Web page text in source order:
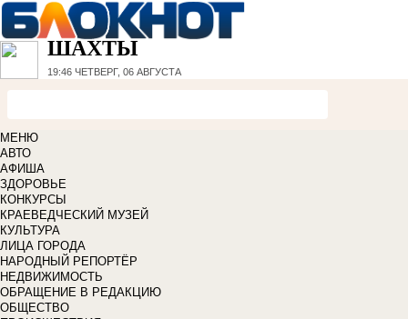
ШАХТЫ
19:46 ЧЕТВЕРГ, 06 АВГУСТА
МЕНЮ
АВТО
АФИША
ЗДОРОВЬЕ
КОНКУРСЫ
КРАЕВЕДЧЕСКИЙ МУЗЕЙ
КУЛЬТУРА
ЛИЦА ГОРОДА
НАРОДНЫЙ РЕПОРТЁР
НЕДВИЖИМОСТЬ
ОБРАЩЕНИЕ В РЕДАКЦИЮ
ОБЩЕСТВО